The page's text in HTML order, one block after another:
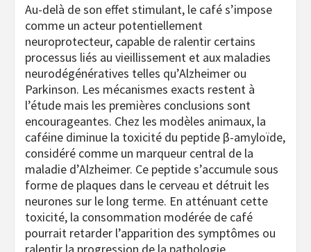
Au-delà de son effet stimulant, le café s’impose
comme un acteur potentiellement
neuroprotecteur, capable de ralentir certains
processus liés au vieillissement et aux maladies
neurodégénératives telles qu’Alzheimer ou
Parkinson. Les mécanismes exacts restent à
l’étude mais les premières conclusions sont
encourageantes. Chez les modèles animaux, la
caféine diminue la toxicité du peptide β-amyloïde,
considéré comme un marqueur central de la
maladie d’Alzheimer. Ce peptide s’accumule sous
forme de plaques dans le cerveau et détruit les
neurones sur le long terme. En atténuant cette
toxicité, la consommation modérée de café
pourrait retarder l’apparition des symptômes ou
ralentir la progression de la pathologie.